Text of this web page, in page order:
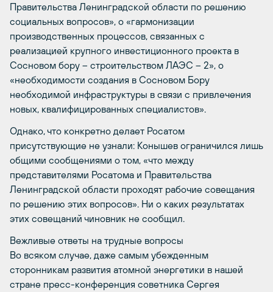
Правительства Ленинградской области по решению
социальных вопросов», о «гармонизации
производственных процессов, связанных с
реализацией крупного инвестиционного проекта в
Сосновом бору – строительством ЛАЭС – 2», о
«необходимости создания в Сосновом Бору
необходимой инфраструктуры в связи с привлечения
новых, квалифицированных специалистов».
Однако, что конкретно делает Росатом
присутствующие не узнали: Конышев ограничился лишь
общими сообщениями о том, «что между
представителями Росатома и Правительства
Ленинградской области проходят рабочие совещания
по решению этих вопросов». Ни о каких результатах
этих совещаний чиновник не сообщил.
Вежливые ответы на трудные вопросы
Во всяком случае, даже самым убежденным
сторонникам развития атомной энергетики в нашей
стране пресс-конференция советника Сергея